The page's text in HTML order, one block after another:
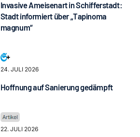
Invasive Ameisenart in Schifferstadt:
Stadt informiert über „Tapinoma
magnum“
24. JULI 2026
Hoffnung auf Sanierung gedämpft
22. JULI 2026